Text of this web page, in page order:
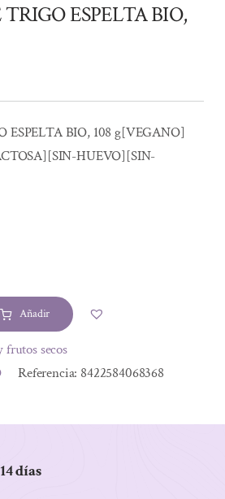
ESPELTA BIO,
ESPELTA BIO, 108 g[VEGANO]
HUEVO][SIN-
Añadir
secos
Referencia: 8422584068368
días